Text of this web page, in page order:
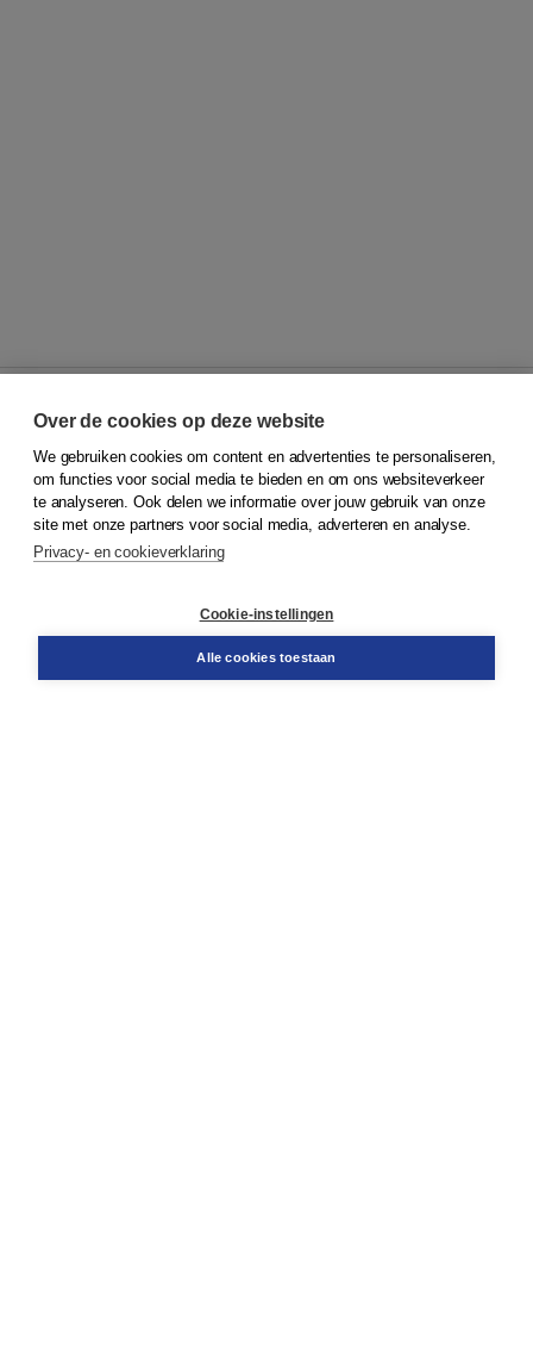
© 2026Koninklijke Boom uitgevers
Klantenservice
Service & informatie
Contact
Over de cookies op deze website
We gebruiken cookies om content en advertenties te personaliseren,
om functies voor social media te bieden en om ons websiteverkeer
te analyseren. Ook delen we informatie over jouw gebruik van onze
site met onze partners voor social media, adverteren en analyse.
Privacy- en cookieverklaring
Cookie-instellingen
Alle cookies toestaan